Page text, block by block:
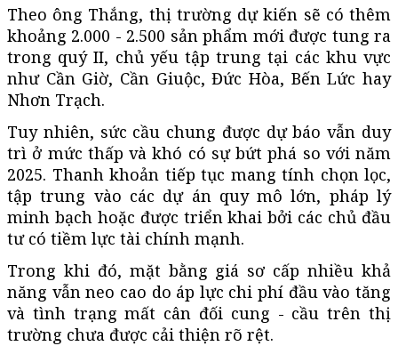
Theo ông Thắng, thị trường dự kiến sẽ có thêm
khoảng 2.000 - 2.500 sản phẩm mới được tung ra
trong quý II, chủ yếu tập trung tại các khu vực
như Cần Giờ, Cần Giuộc, Đức Hòa, Bến Lức hay
Nhơn Trạch.
Tuy nhiên, sức cầu chung được dự báo vẫn duy
trì ở mức thấp và khó có sự bứt phá so với năm
2025. Thanh khoản tiếp tục mang tính chọn lọc,
tập trung vào các dự án quy mô lớn, pháp lý
minh bạch hoặc được triển khai bởi các chủ đầu
tư có tiềm lực tài chính mạnh.
Trong khi đó, mặt bằng giá sơ cấp nhiều khả
năng vẫn neo cao do áp lực chi phí đầu vào tăng
và tình trạng mất cân đối cung - cầu trên thị
trường chưa được cải thiện rõ rệt.